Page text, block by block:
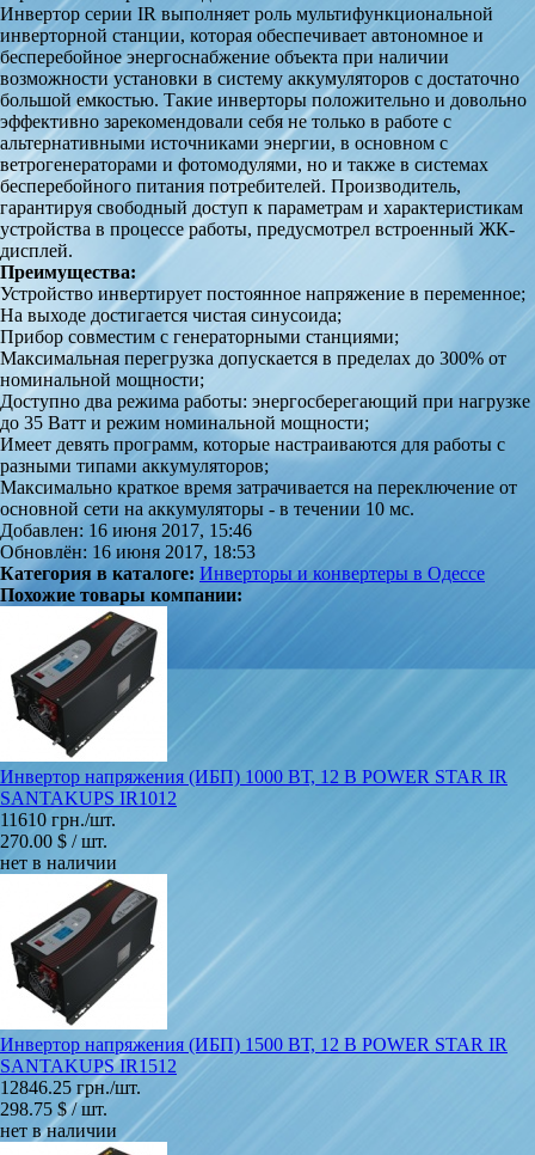
Инвертор серии IR выполняет роль мультифункциональной
инверторной станции, которая обеспечивает автономное и
бесперебойное энергоснабжение объекта при наличии
возможности установки в систему аккумуляторов с достаточно
большой емкостью. Такие инверторы положительно и довольно
эффективно зарекомендовали себя не только в работе с
альтернативными источниками энергии, в основном с
ветрогенераторами и фотомодулями, но и также в системах
бесперебойного питания потребителей. Производитель,
гарантируя свободный доступ к параметрам и характеристикам
устройства в процессе работы, предусмотрел встроенный ЖК-
дисплей.
Преимущества:
Устройство инвертирует постоянное напряжение в переменное;
На выходе достигается чистая синусоида;
Прибор совместим с генераторными станциями;
Максимальная перегрузка допускается в пределах до 300% от
номинальной мощности;
Доступно два режима работы: энергосберегающий при нагрузке
до 35 Ватт и режим номинальной мощности;
Имеет девять программ, которые настраиваются для работы с
разными типами аккумуляторов;
Максимально краткое время затрачивается на переключение от
основной сети на аккумуляторы - в течении 10 мс.
Добавлен: 16 июня 2017, 15:46
Обновлён: 16 июня 2017, 18:53
Категория в каталоге: Инверторы и конвертеры в Одессе
Похожие товары компании:
Инвертор напряжения (ИБП) 1000 ВТ, 12 В POWER STAR IR
SANTAKUPS IR1012
11610 грн./шт.
270.00 $ / шт.
нет в наличии
Инвертор напряжения (ИБП) 1500 ВТ, 12 В POWER STAR IR
SANTAKUPS IR1512
12846.25 грн./шт.
298.75 $ / шт.
нет в наличии